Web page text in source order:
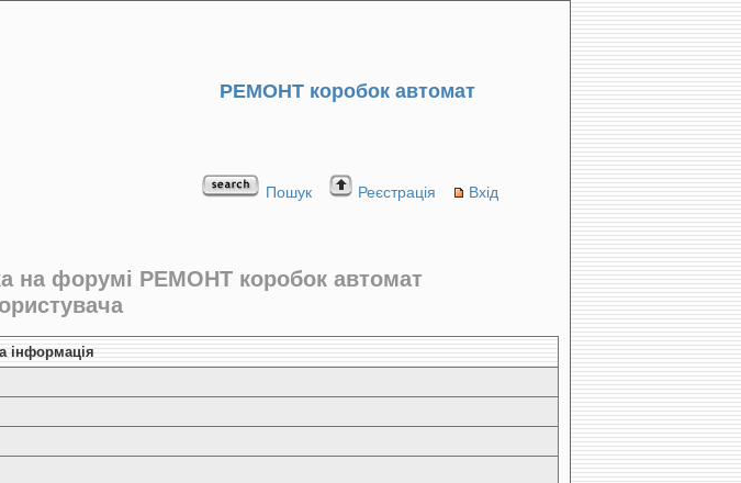
РЕМОНТ коробок автомат
Пошук Реєстрація Вхід
на форумі РЕМОНТ коробок автомат
інформація